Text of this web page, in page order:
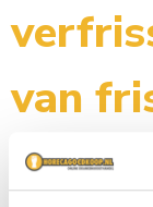
van
Als het op
naam die velen
smaken die perfect